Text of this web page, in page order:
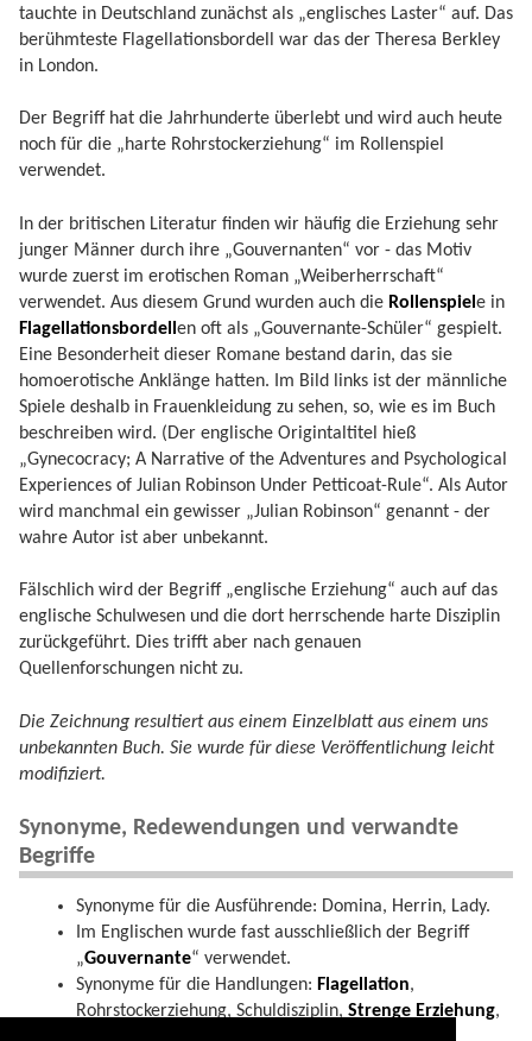
tauchte in Deutschland zunächst als „englisches Laster“ auf. Das
berühmteste Flagellationsbordell war das der Theresa Berkley
in London.
Der Begriff hat die Jahrhunderte überlebt und wird auch heute
noch für die „harte Rohrstockerziehung“ im Rollenspiel
verwendet.
In der britischen Literatur finden wir häufig die Erziehung sehr
junger Männer durch ihre „Gouvernanten“ vor - das Motiv
wurde zuerst im erotischen Roman „Weiberherrschaft“
verwendet. Aus diesem Grund wurden auch die Rollenspiel e in
Flagellationsbordell en oft als „Gouvernante-Schüler“ gespielt.
Eine Besonderheit dieser Romane bestand darin, das sie
homoerotische Anklänge hatten. Im Bild links ist der männliche
Spiele deshalb in Frauenkleidung zu sehen, so, wie es im Buch
beschreiben wird. (Der englische Origintaltitel hieß
„Gynecocracy; A Narrative of the Adventures and Psychological
Experiences of Julian Robinson Under Petticoat-Rule“. Als Autor
wird manchmal ein gewisser „Julian Robinson“ genannt - der
wahre Autor ist aber unbekannt.
Fälschlich wird der Begriff „englische Erziehung“ auch auf das
englische Schulwesen und die dort herrschende harte Disziplin
zurückgeführt. Dies trifft aber nach genauen
Quellenforschungen nicht zu.
Die Zeichnung resultiert aus einem Einzelblatt aus einem uns
unbekannten Buch. Sie wurde für diese Veröffentlichung leicht
modifiziert.
Synonyme, Redewendungen und verwandte
Begriffe
Synonyme für die Ausführende: Domina, Herrin, Lady.
Im Englischen wurde fast ausschließlich der Begriff
„Gouvernante“ verwendet.
Synonyme für die Handlungen: Flagellation,
Rohrstockerziehung, Schuldisziplin, Strenge Erziehung,